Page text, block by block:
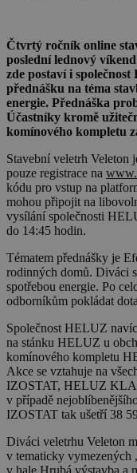
Čtvrtý ročník online
poslední lednový
zde postaví i
přednášku na téma
energie. Přednáška
Účastníky kromě
komínového kompletu
Stavební veletrh Veleton
pouze registrace na
kódu pro vstup na
mohou připojit na
vysílání společnosti
do 14:45 hodin.
Tématem přednášky je
rodinných domů. Diváci
spotřebou energie. Po
odborníkům pokládat
Společnost HELUZ
na stánku HELUZ u
komínového kompletu
Akce se vztahuje na
IZOSTAT, HELUZ
v případě
IZOSTAT tak ušetří 38
Diváci veletrhu Veleton
v tematicky vymezených
v hale Hrubá výstavba a